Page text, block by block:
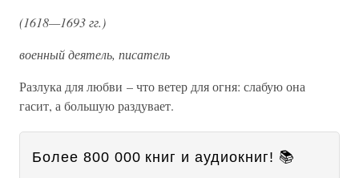
(1618—1693 гг.)
военный деятель, писатель
Разлука для любви – что ветер для огня: слабую она
гасит, а большую раздувает.
Более 800 000 книг и аудиокниг! 📚